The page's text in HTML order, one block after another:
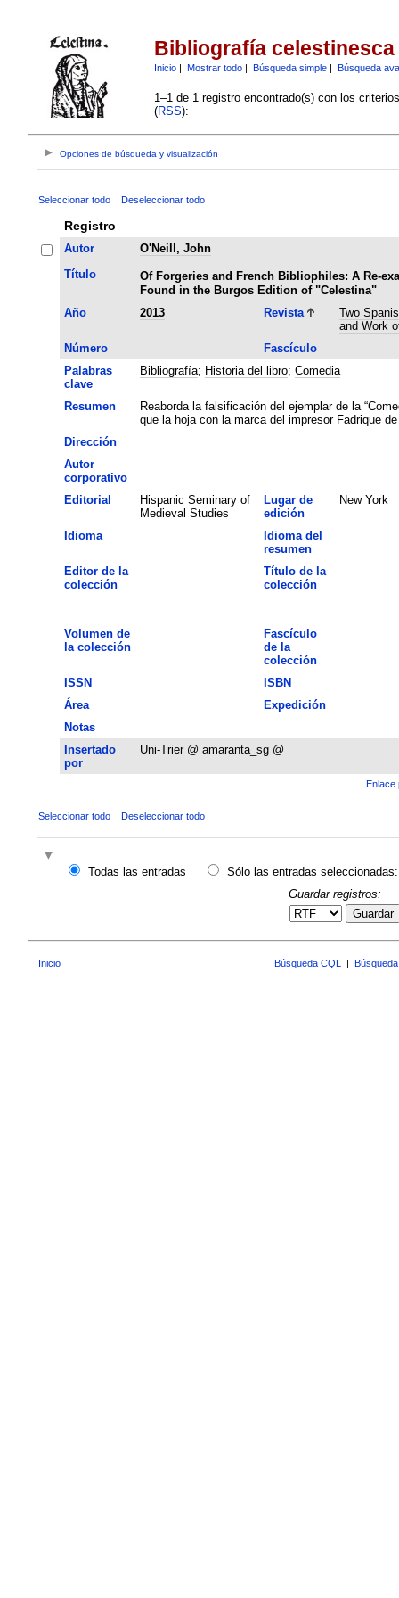
Bibliografía celestinesca
Inicio| Mostrar todo| Búsqueda simple| Búsqueda
1–1 de 1 registro encontrado(s) con los
(RSS):
Opciones de búsqueda y visualización
Seleccionar todo Deseleccionar todo
Registro
Autor
O'Neill, John
Título
Of Forgeries and French Bibliophiles: A Re-
Found in the Burgos Edition of "Celestina"
Año
2013 Revista
Two
and Work
Número
Fascículo
Palabras
clave
Bibliografía; Historia del libro; Comedia
Resumen
Reaborda la falsificación del ejemplar de la
que la hoja con la marca del impresor Fadrique
Dirección
Autor
corporativo
Editorial
Hispanic Seminary of
Medieval Studies
Lugar de
edición
New York
Idioma
Idioma del
resumen
Editor de la
colección
Título de la
colección
Volumen de
la colección
Fascículo
de la
colección
ISSN
ISBN
Área
Expedición
Notas
Insertado
por
Uni-Trier @ amaranta_sg @
Enlace
Seleccionar todo Deseleccionar todo
Todas las entradas
Sólo las entradas seleccionadas:
Guardar registros:
Guardar
Inicio Búsqueda CQL